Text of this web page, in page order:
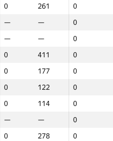
0 261 0
— — 0
— — 0
0 411 0
0 177 0
0 122 0
0 114 0
— — 0
0 278 0
Ընդամենը
GP30 Վայր NGP30